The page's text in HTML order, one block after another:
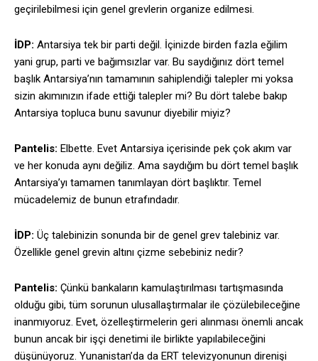
geçirilebilmesi için genel grevlerin organize edilmesi.
İDP: Antarsiya tek bir parti değil. İçinizde birden fazla eğilim
yani grup, parti ve bağımsızlar var. Bu saydığınız dört temel
başlık Antarsiya’nın tamamının sahiplendiği talepler mi yoksa
sizin akımınızın ifade ettiği talepler mi? Bu dört talebe bakıp
Antarsiya topluca bunu savunur diyebilir miyiz?
Pantelis: Elbette. Evet Antarsiya içerisinde pek çok akım var
ve her konuda aynı değiliz. Ama saydığım bu dört temel başlık
Antarsiya’yı tamamen tanımlayan dört başlıktır. Temel
mücadelemiz de bunun etrafındadır.
İDP: Üç talebinizin sonunda bir de genel grev talebiniz var.
Özellikle genel grevin altını çizme sebebiniz nedir?
Pantelis: Çünkü bankaların kamulaştırılması tartışmasında
olduğu gibi, tüm sorunun ulusallaştırmalar ile çözülebileceğine
inanmıyoruz. Evet, özelleştirmelerin geri alınması önemli ancak
bunun ancak bir işçi denetimi ile birlikte yapılabileceğini
düşünüyoruz. Yunanistan’da da ERT televizyonunun direnişi